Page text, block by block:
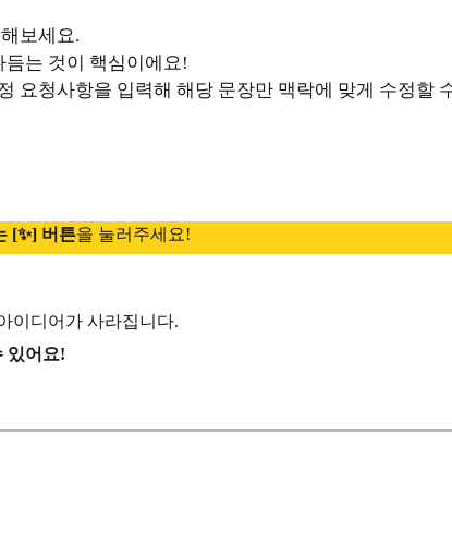
보세요.
는 것이 핵심이에요!
요청사항을 입력해 해당 문장만 맥락에 맞게 수정할
[✨] 버튼을 눌러주세요!
이디어가 사라집니다.
있어요!